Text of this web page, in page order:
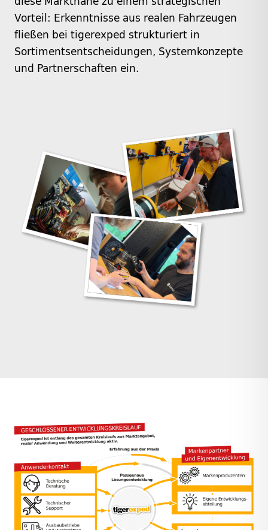
Vorteil: Erkenntnisse aus realen Fahrzeugen
fließen bei tigerexped strukturiert in
Sortimentsentscheidungen, Systemkonzepte
und Partnerschaften ein.